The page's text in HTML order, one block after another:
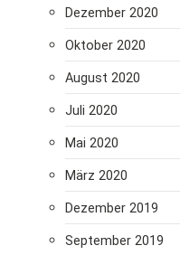
ä
g
e
Dezember 2020
Oktober 2020
August 2020
Juli 2020
Mai 2020
März 2020
Dezember 2019
September 2019